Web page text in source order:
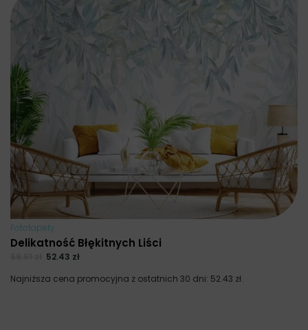
Fototapety
Delikatność Błękitnych Liści
52.43 zł
Najniższa cena promocyjna z ostatnich 30 dni: 52.43 zł.